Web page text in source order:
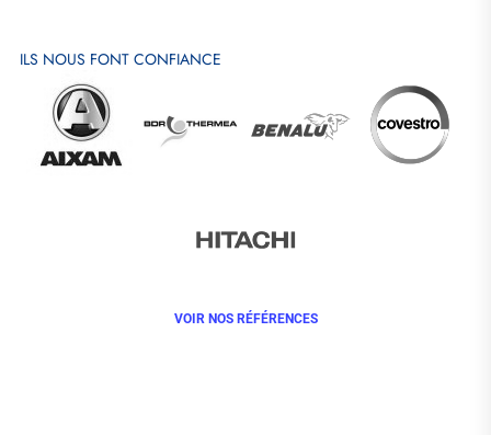
ILS NOUS FONT CONFIANCE
VOIR NOS RÉFÉRENCES